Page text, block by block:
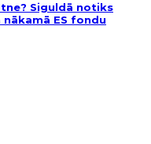
Siguldā notiks
ES fondu